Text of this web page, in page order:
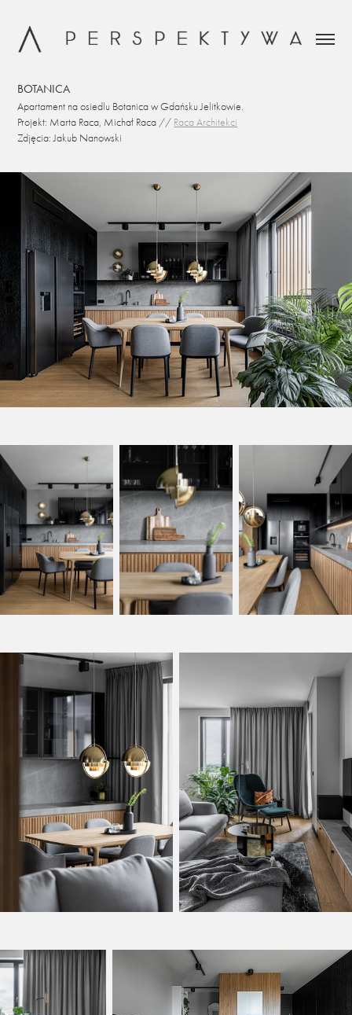
BOTANICA
Apartament na osiedlu Botanica w Gdańsku Jelitkowie.
Projekt: Marta Raca, Michał Raca // Raca Architekci
Zdjęcia: Jakub Nanowski